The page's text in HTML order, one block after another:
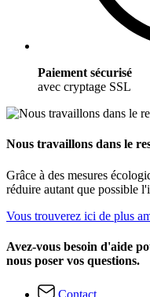
Paiement sécurisé
avec cryptage SSL
Nous travaillons dans le
Grâce à des mesures
réduire autant que possible
Vous trouverez ici de plus
Avez-vous besoin d'aide
nous poser vos questions.
Contact